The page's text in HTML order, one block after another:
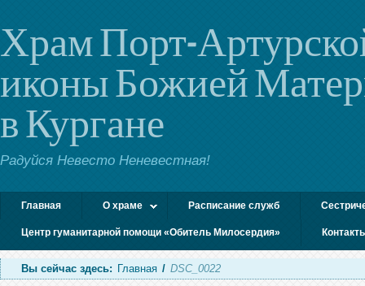
Храм Порт-
иконы Божией
в Кургане
Радуйся Невесто Неневестная!
Главная О храме Расписание служб
Центр гуманитарной помощи «Обитель Милосердия»
Вы сейчас здесь: Главная / DSC_0022